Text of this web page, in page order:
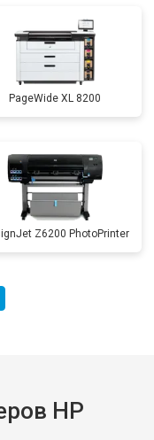
PageWide XL 8200
Z6200 PhotoPrinter
HP